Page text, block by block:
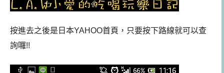
按進去之後是日本YAHOO首頁，只要按下路線就可以查
詢囉!!